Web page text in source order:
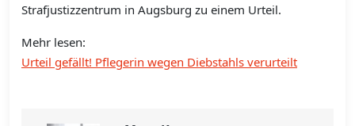
Strafjustizzentrum in Augsburg zu einem Urteil.
Mehr lesen:
Urteil gefällt! Pflegerin wegen Diebstahls verurteilt